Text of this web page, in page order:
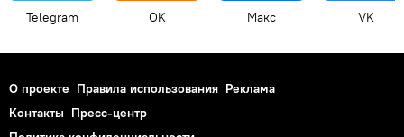
Telegram OK Макс VK
О проекте Правила использования Реклама
Контакты Пресс-центр